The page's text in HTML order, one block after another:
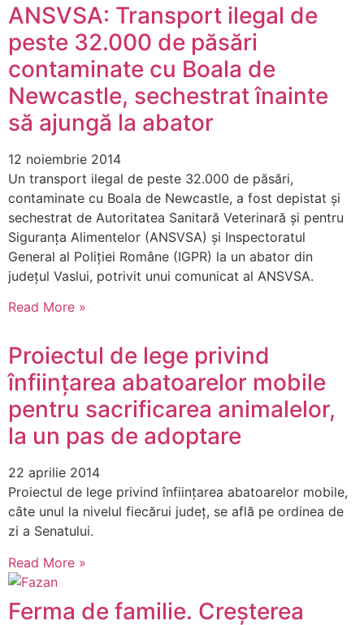
ANSVSA: Transport ilegal de
peste 32.000 de păsări
contaminate cu Boala de
Newcastle, sechestrat înainte
să ajungă la abator
12 noiembrie 2014
Un transport ilegal de peste 32.000 de păsări,
contaminate cu Boala de Newcastle, a fost depistat și
sechestrat de Autoritatea Sanitară Veterinară și pentru
Siguranța Alimentelor (ANSVSA) și Inspectoratul
General al Poliției Române (IGPR) la un abator din
județul Vaslui, potrivit unui comunicat al ANSVSA.
Read More »
Proiectul de lege privind
înființarea abatoarelor mobile
pentru sacrificarea animalelor,
la un pas de adoptare
22 aprilie 2014
Proiectul de lege privind înființarea abatoarelor mobile,
câte unul la nivelul fiecărui județ, se află pe ordinea de
zi a Senatului.
Read More »
Ferma de familie. Creșterea